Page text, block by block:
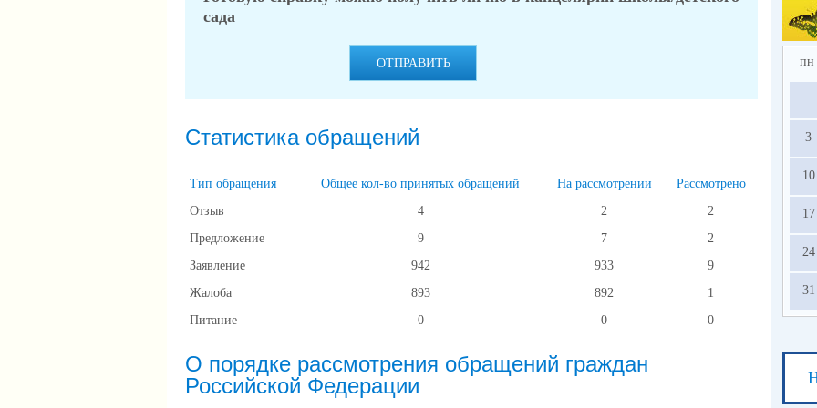
сада
ОТПРАВИТЬ
Статистика обращений
Тип обращения Общее кол-во принятых обращений На рассмотрении
Рассмотрено
Отзыв
4 2
2
Предложение
9 7
2
Заявление
942 933
9
Жалоба
893 892
1
Питание
0 0 0
О порядке рассмотрения обращений граждан
Российской Федерации
в
пн
3
10
17
24
31